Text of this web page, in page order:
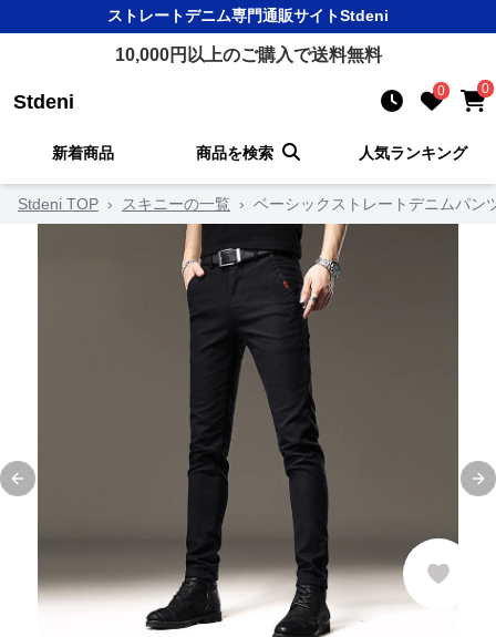
ストレートデニム専門通販サイトStdeni
10,000円以上のご購入で送料無料
Stdeni 0 0
新着商品 商品を検索 人気ランキング
Stdeni TOP › スキニーの一覧 › ベーシックストレートデニムパン
Previous slide